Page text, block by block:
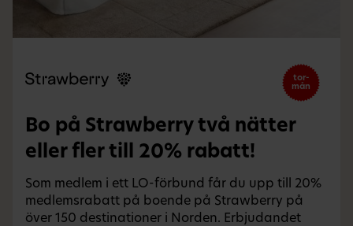
tor-
mån
Bo på Strawberry två nätter
eller fler till 20% rabatt!
Som medlem i ett LO-förbund får du upp till 20%
medlemsrabatt på boende på Strawberry på
över 150 destinationer i Norden. Erbjudandet